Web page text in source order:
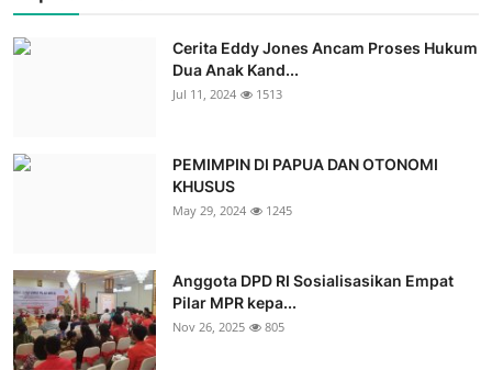
Cerita Eddy Jones Ancam Proses Hukum
Dua Anak Kand...
Jul 11, 2024 1513
PEMIMPIN DI PAPUA DAN OTONOMI
KHUSUS
May 29, 2024 1245
Anggota DPD RI Sosialisasikan Empat
Pilar MPR kepa...
Nov 26, 2025 805